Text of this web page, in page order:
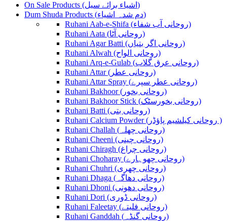
On Sale Products (اشیاء برائے سیل)
Dum Shuda Products (دم شدہ اشیاء)
Ruhani Aab-e-Shifa (روحانی آب شفاء)
Ruhani Aata (روحانی آٹا)
Ruhani Agar Batti (روحانی اگر بتیاں)
Ruhani Alwah (روحانی الواح)
Ruhani Arq-e-Gulab (روحانی عرق گلاب)
Ruhani Attar (روحانی عطر)
Ruhani Attar Spray (روحانی عطر سپرے)
Ruhani Bakhoor (روحانی بخور)
Ruhani Bakhoor Stick (روحانی بخورسٹک)
Ruhani Batti (روحانی بتی)
Ruhani Calcium Powder (روحانی کیلشیم پاؤڈر )
Ruhani Challah (روحانی چھلہ)
Ruhani Cheeni (روحانی چینی)
Ruhani Chiragh (روحانی چراغ)
Ruhani Choharay (روحانی چھوہارے)
Ruhani Chuhri (روحانی چھری)
Ruhani Dhaga (روحانی دھاگہ)
Ruhani Dhoni (روحانی دھونی)
Ruhani Dori (روحانی ڈوری)
Ruhani Faleetay (روحانی فلیتے)
Ruhani Ganddah (روحانی گنڈہ)